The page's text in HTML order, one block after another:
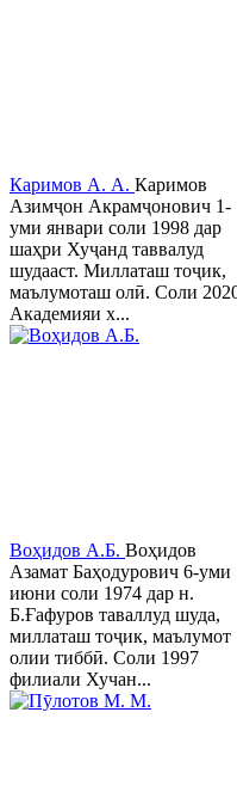
Каримов А. А. Каримов
Азимҷон Акрамҷонович 1-
уми январи соли 1998 дар
шаҳри Хуҷанд таввалуд
шудааст. Миллаташ тоҷик,
маълумоташ олӣ. Соли
Академияи х...
Воҳидов А.Б. Воҳидов
Азамат Баҳодурович 6-уми
июни соли 1974 дар н.
Б.Ғафуров таваллуд шуда,
миллаташ тоҷик, маълумот
олии тиббӣ. Соли 1997
филиали Хучан...